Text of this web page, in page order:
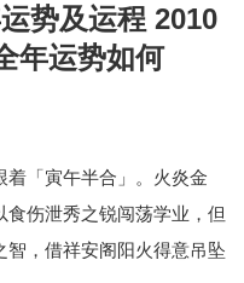
势及运程 2010
年运势如何
着「寅午半合」。火炎金
伤泄秀之锐闯荡学业，但
，借祥安阁阳火得意吊坠